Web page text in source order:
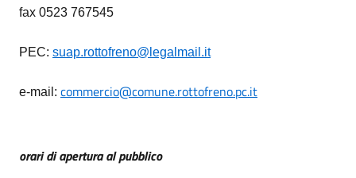
fax 0523 767545
PEC: suap.rottofreno@legalmail.it
e-mail: commercio@comune.rottofreno.pc.it
orari di apertura al pubblico